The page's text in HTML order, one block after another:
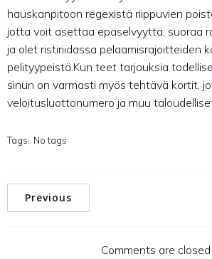
hauskanpitoon regexistä riippuvien
jotta voit asettaa epäselvyyttä, suoraa
ja olet ristiriidassa pelaamisrajoitteiden
pelityypeistä.Kun teet tarjouksia
sinun on varmasti myös tehtävä kortit,
veloitusluottonumero ja muu
Tags: No tags
Previous
Comments are closed